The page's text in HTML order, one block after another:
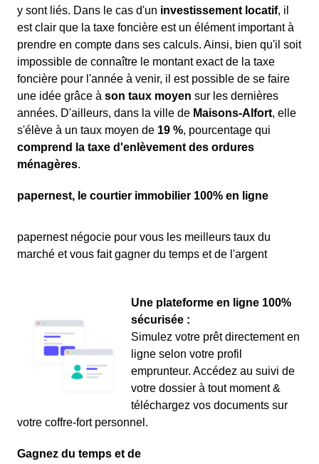
y sont liés. Dans le cas d'un investissement locatif, il
est clair que la taxe foncière est un élément important à
prendre en compte dans ses calculs. Ainsi, bien qu'il soit
impossible de connaître le montant exact de la taxe
foncière pour l'année à venir, il est possible de se faire
une idée grâce à son taux moyen sur les dernières
années. D'ailleurs, dans la ville de Maisons-Alfort, elle
s'élève à un taux moyen de 19 %, pourcentage qui
comprend la taxe d'enlèvement des ordures
ménagères.
papernest, le courtier immobilier 100% en ligne
papernest négocie pour vous les meilleurs taux du
marché et vous fait gagner du temps et de l'argent
Une plateforme en ligne 100%
sécurisée :
Simulez votre prêt directement en
ligne selon votre profil
emprunteur. Accédez au suivi de
votre dossier à tout moment &
téléchargez vos documents sur
votre coffre-fort personnel.
Gagnez du temps et de